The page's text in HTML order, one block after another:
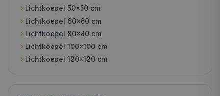
Lichtkoepel 50x50 cm
Lichtkoepel 60x60 cm
Lichtkoepel 80x80 cm
Lichtkoepel 100x100 cm
Lichtkoepel 120x120 cm